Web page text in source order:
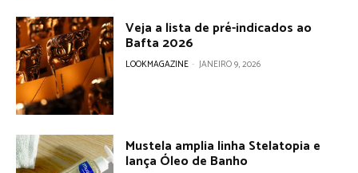
Veja a lista de pré-indicados ao
Bafta 2026
LOOKMAGAZINE - JANEIRO 9, 2026
Mustela amplia linha Stelatopia e
lança Óleo de Banho